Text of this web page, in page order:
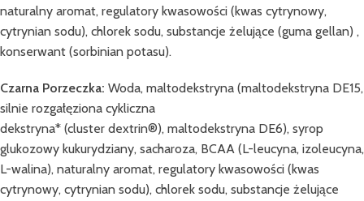
naturalny aromat, regulatory kwasowości (kwas cytrynowy,
cytrynian sodu), chlorek sodu, substancje żelujące (guma gellan) ,
konserwant (sorbinian potasu).
Czarna Porzeczka: Woda, maltodekstryna (maltodekstryna DE15,
silnie rozgałęziona cykliczna
dekstryna* (cluster dextrin®), maltodekstryna DE6), syrop
glukozowy kukurydziany, sacharoza, BCAA (L-leucyna, izoleucyna,
L-walina), naturalny aromat, regulatory kwasowości (kwas
cytrynowy, cytrynian sodu), chlorek sodu, substancje żelujące